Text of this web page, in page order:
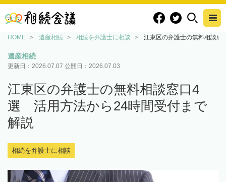
HOME 遺産相続 相続を弁護士に相談 江東区の弁護士の無料相談
遺産相続
更新日： 2026.07.07 公開日： 2026.07.03
江東区の弁護士の無料相談窓口4
選 活用方法から24時間受付まで
解説
相続を弁護士に相談